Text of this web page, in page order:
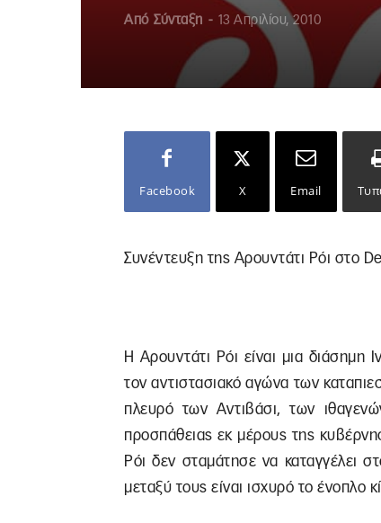
Από Σύνταξη - 13 Απριλίου, 2010
Facebook X Email
Συνέντευξη της Αρουντάτι Ρόι στο
Η Αρουντάτι Ρόι είναι μια διάσημη
τον αντιστασιακό αγώνα των
πλευρό των Αντιβάσι, των
προσπάθειας εκ μέρους της
Ρόι δεν σταμάτησε να καταγγέλει
μεταξύ τους είναι ισχυρό το